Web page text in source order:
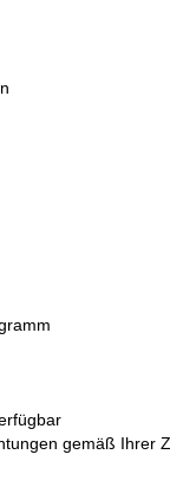
gemäß Ihrer